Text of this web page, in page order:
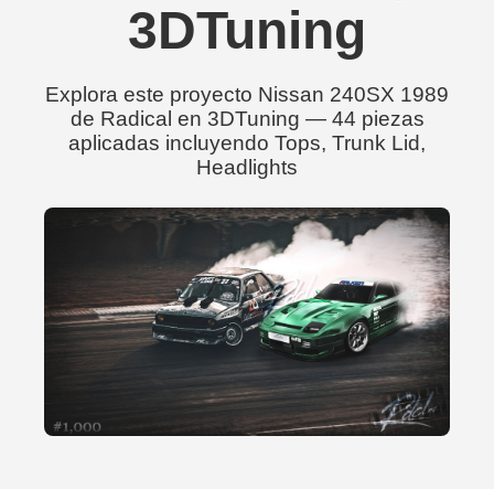
3DTuning
Explora este proyecto Nissan 240SX 1989
de Radical en 3DTuning — 44 piezas
aplicadas incluyendo Tops, Trunk Lid,
Headlights